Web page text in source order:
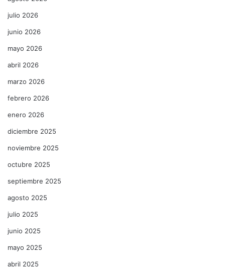
julio 2026
junio 2026
mayo 2026
abril 2026
marzo 2026
febrero 2026
enero 2026
diciembre 2025
noviembre 2025
octubre 2025
septiembre 2025
agosto 2025
julio 2025
junio 2025
mayo 2025
abril 2025